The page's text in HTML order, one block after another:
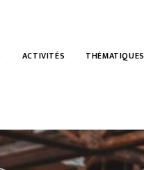
ACTIVITÉS THÉMATIQUES